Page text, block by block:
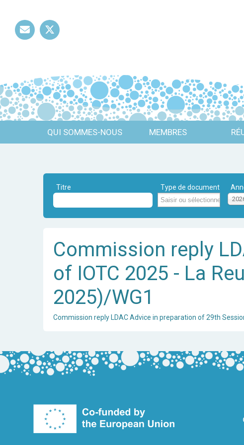
QUI SOMMES-NOUS MEMBRES
Titre Type de document
Commission reply
of IOTC 2025 - La
2025)/WG1
Commission reply LDAC Advice in preparation of 29th